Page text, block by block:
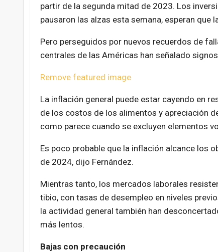
partir de la segunda mitad de 2023. Los
pausaron las alzas esta semana, esperan que
Pero perseguidos por nuevos recuerdos de
centrales de las Américas han señalado
Remove featured image
La inflación general puede estar cayendo en
de los costos de los alimentos y apreciación
como parece cuando se excluyen elementos
Es poco probable que la inflación alcance los
de 2024, dijo Fernández.
Mientras tanto, los mercados laborales
tibio, con tasas de desempleo en niveles
la actividad general también han
más lentos.
Bajas con precaución